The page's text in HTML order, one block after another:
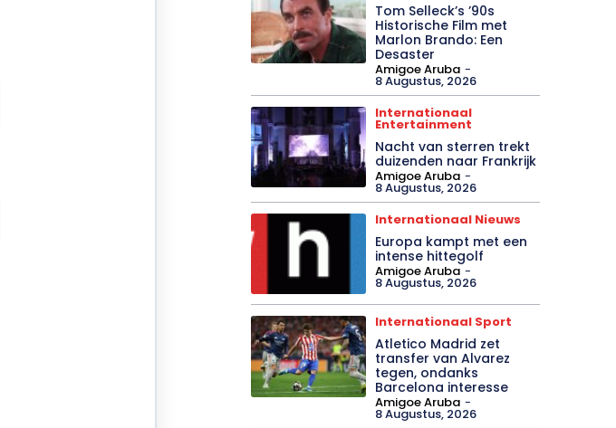
Tom Selleck’s ’90s
Historische Film met
Marlon Brando: Een
Desaster
Amigoe Aruba -
8 Augustus, 2026
Internationaal
Entertainment
Nacht van sterren trekt
duizenden naar Frankrijk
Amigoe Aruba -
8 Augustus, 2026
Internationaal Nieuws
Europa kampt met een
intense hittegolf
Amigoe Aruba -
8 Augustus, 2026
Internationaal Sport
Atletico Madrid zet
transfer van Alvarez
tegen, ondanks
Barcelona interesse
Amigoe Aruba -
8 Augustus, 2026